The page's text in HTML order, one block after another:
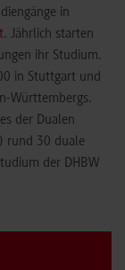
in
. Jährlich starten
ihr Studium.
in Stuttgart und
Württembergs.
der Dualen
) rund 30 duale
der DHBW